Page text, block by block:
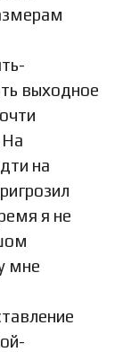
выходное
На
на
я не
мне